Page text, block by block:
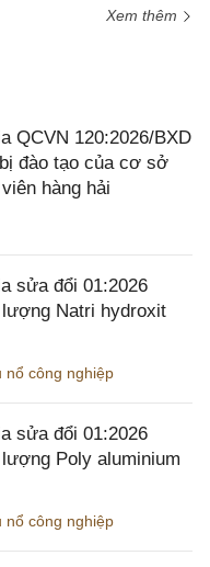
Xem thêm
QCVN 120:2026/BXD
đào tạo của cơ sở
hàng hải
sửa đổi 01:2026
Natri hydroxit
nổ công nghiệp
sửa đổi 01:2026
Poly aluminium
nổ công nghiệp